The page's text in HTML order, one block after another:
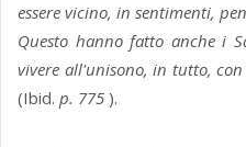
essere vicino, in sentimenti,
Questo hanno fatto anche i
vivere all'unisono, in tutto,
(Ibid. p. 775 ).